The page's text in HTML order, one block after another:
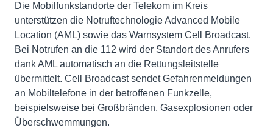
Die Mobilfunkstandorte der Telekom im Kreis
unterstützen die Notruftechnologie Advanced Mobile
Location (AML) sowie das Warnsystem Cell Broadcast.
Bei Notrufen an die 112 wird der Standort des Anrufers
dank AML automatisch an die Rettungsleitstelle
übermittelt. Cell Broadcast sendet Gefahrenmeldungen
an Mobiltelefone in der betroffenen Funkzelle,
beispielsweise bei Großbränden, Gasexplosionen oder
Überschwemmungen.